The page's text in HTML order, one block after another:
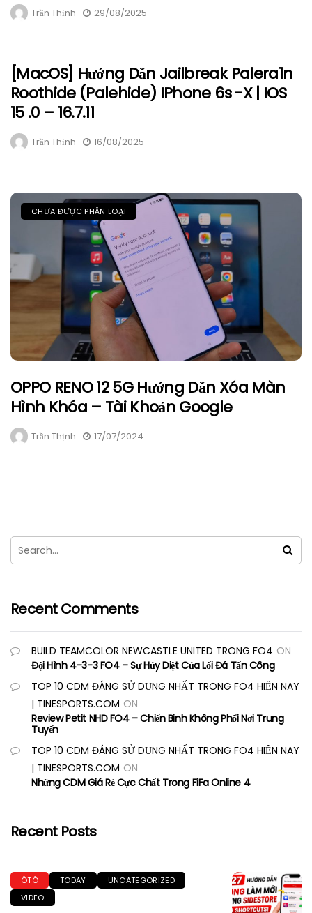
Trần Thịnh 29/08/2025
[macOS] Hướng Dẫn Jailbreak Palera1n
Roothide (Palehide) IPhone 6s -X | IOS
15 .0 – 16.7.11
Trần Thịnh 16/08/2025
CHƯA ĐƯỢC PHÂN LOẠI
OPPO RENO 12 5G Hướng Dẫn Xóa Màn
Hình Khóa – Tài Khoản Google
Trần Thịnh 17/07/2024
Recent Comments
BUILD TEAMCOLOR NEWCASTLE UNITED TRONG FO4 ON
Đội Hình 4-3-3 FO4 – Sự Hủy Diệt Của Lối Đá Tấn Công
TOP 10 CDM ĐÁNG SỬ DỤNG NHẤT TRONG FO4 HIỆN NAY
| TINESPORTS.COM ON
Review Petit NHD FO4 – Chiến Binh Không Phổi Nơi Trung
Tuyến
TOP 10 CDM ĐÁNG SỬ DỤNG NHẤT TRONG FO4 HIỆN NAY
| TINESPORTS.COM ON
Những CDM Giá Rẻ Cực Chất Trong FiFa Online 4
Recent Posts
ÔTÔ TODAY
UNCATEGORIZED
VIDEO